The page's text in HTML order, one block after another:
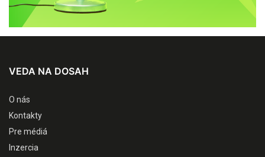
VEDA NA DOSAH
O nás
Kontakty
Pre médiá
Inzercia